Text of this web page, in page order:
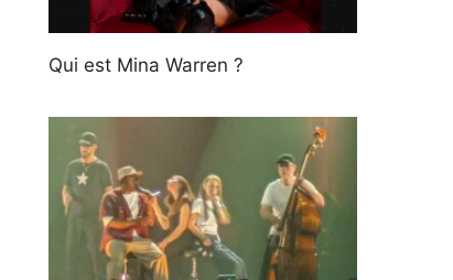
Qui est Mina Warren ?